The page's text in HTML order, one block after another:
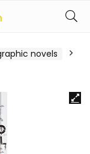
novels